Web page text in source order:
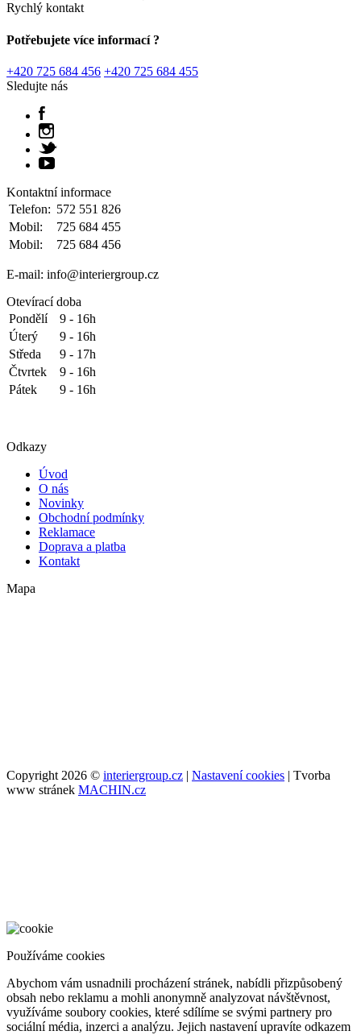
Rychlý kontakt
Potřebujete více informací ?
+420 725 684 456 +420 725 684 455
Sledujte nás
Kontaktní informace
Telefon: 572 551 826
Mobil:
725 684 455
Mobil:
725 684 456
E-mail: info@interiergroup.cz
Otevírací doba
Pondělí
9 - 16h
Úterý
9 - 16h
Středa
9 - 17h
Čtvrtek
9 - 16h
Pátek
9 - 16h
Odkazy
Úvod
O nás
Novinky
Obchodní podmínky
Reklamace
Doprava a platba
Kontakt
Mapa
Copyright 2026 © interiergroup.cz | Nastavení cookies | Tvorba
www stránek MACHIN.cz
Používáme cookies
Abychom vám usnadnili procházení stránek, nabídli přizpůsobený
obsah nebo reklamu a mohli anonymně analyzovat návštěvnost,
využíváme soubory cookies, které sdílíme se svými partnery pro
sociální média, inzerci a analýzu. Jejich nastavení upravíte odkazem